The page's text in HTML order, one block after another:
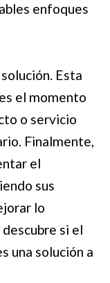
enfoques
Esta
el momento
o servicio
Finalmente,
el
sus
lo
si el
una solución a